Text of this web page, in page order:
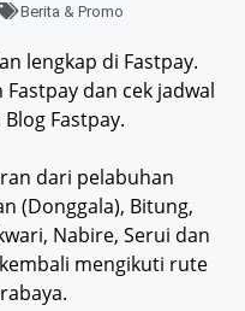
Berita & Promo
lengkap di Fastpay.
dan cek jadwal
Fastpay.
dari pelabuhan
(Donggala), Bitung,
Nabire, Serui dan
mengikuti rute